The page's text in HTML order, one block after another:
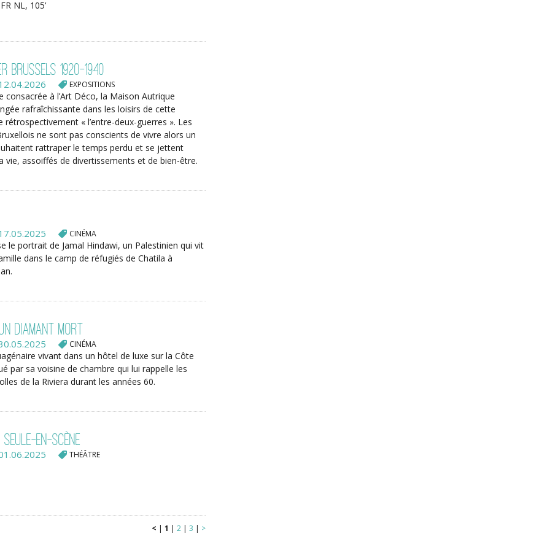
NL, 105'
Brussels 1920-1940
EXPOSITIONS
consacrée à l’Art Déco, la Maison Autrique
rafraîchissante dans les loisirs de cette
rétrospectivement « l’entre-deux-guerres ». Les
ne sont pas conscients de vivre alors un
rattraper le temps perdu et se jettent
vie, assoiffés de divertissements et de bien-être.
CINÉMA
le portrait de Jamal Hindawi, un Palestinien qui vit
dans le camp de réfugiés de Chatila à
Diamant Mort
CINÉMA
vivant dans un hôtel de luxe sur la Côte
par sa voisine de chambre qui lui rappelle les
de la Riviera durant les années 60.
en-Scène
THÉÂTRE
< | 1 | 2 | 3 | >